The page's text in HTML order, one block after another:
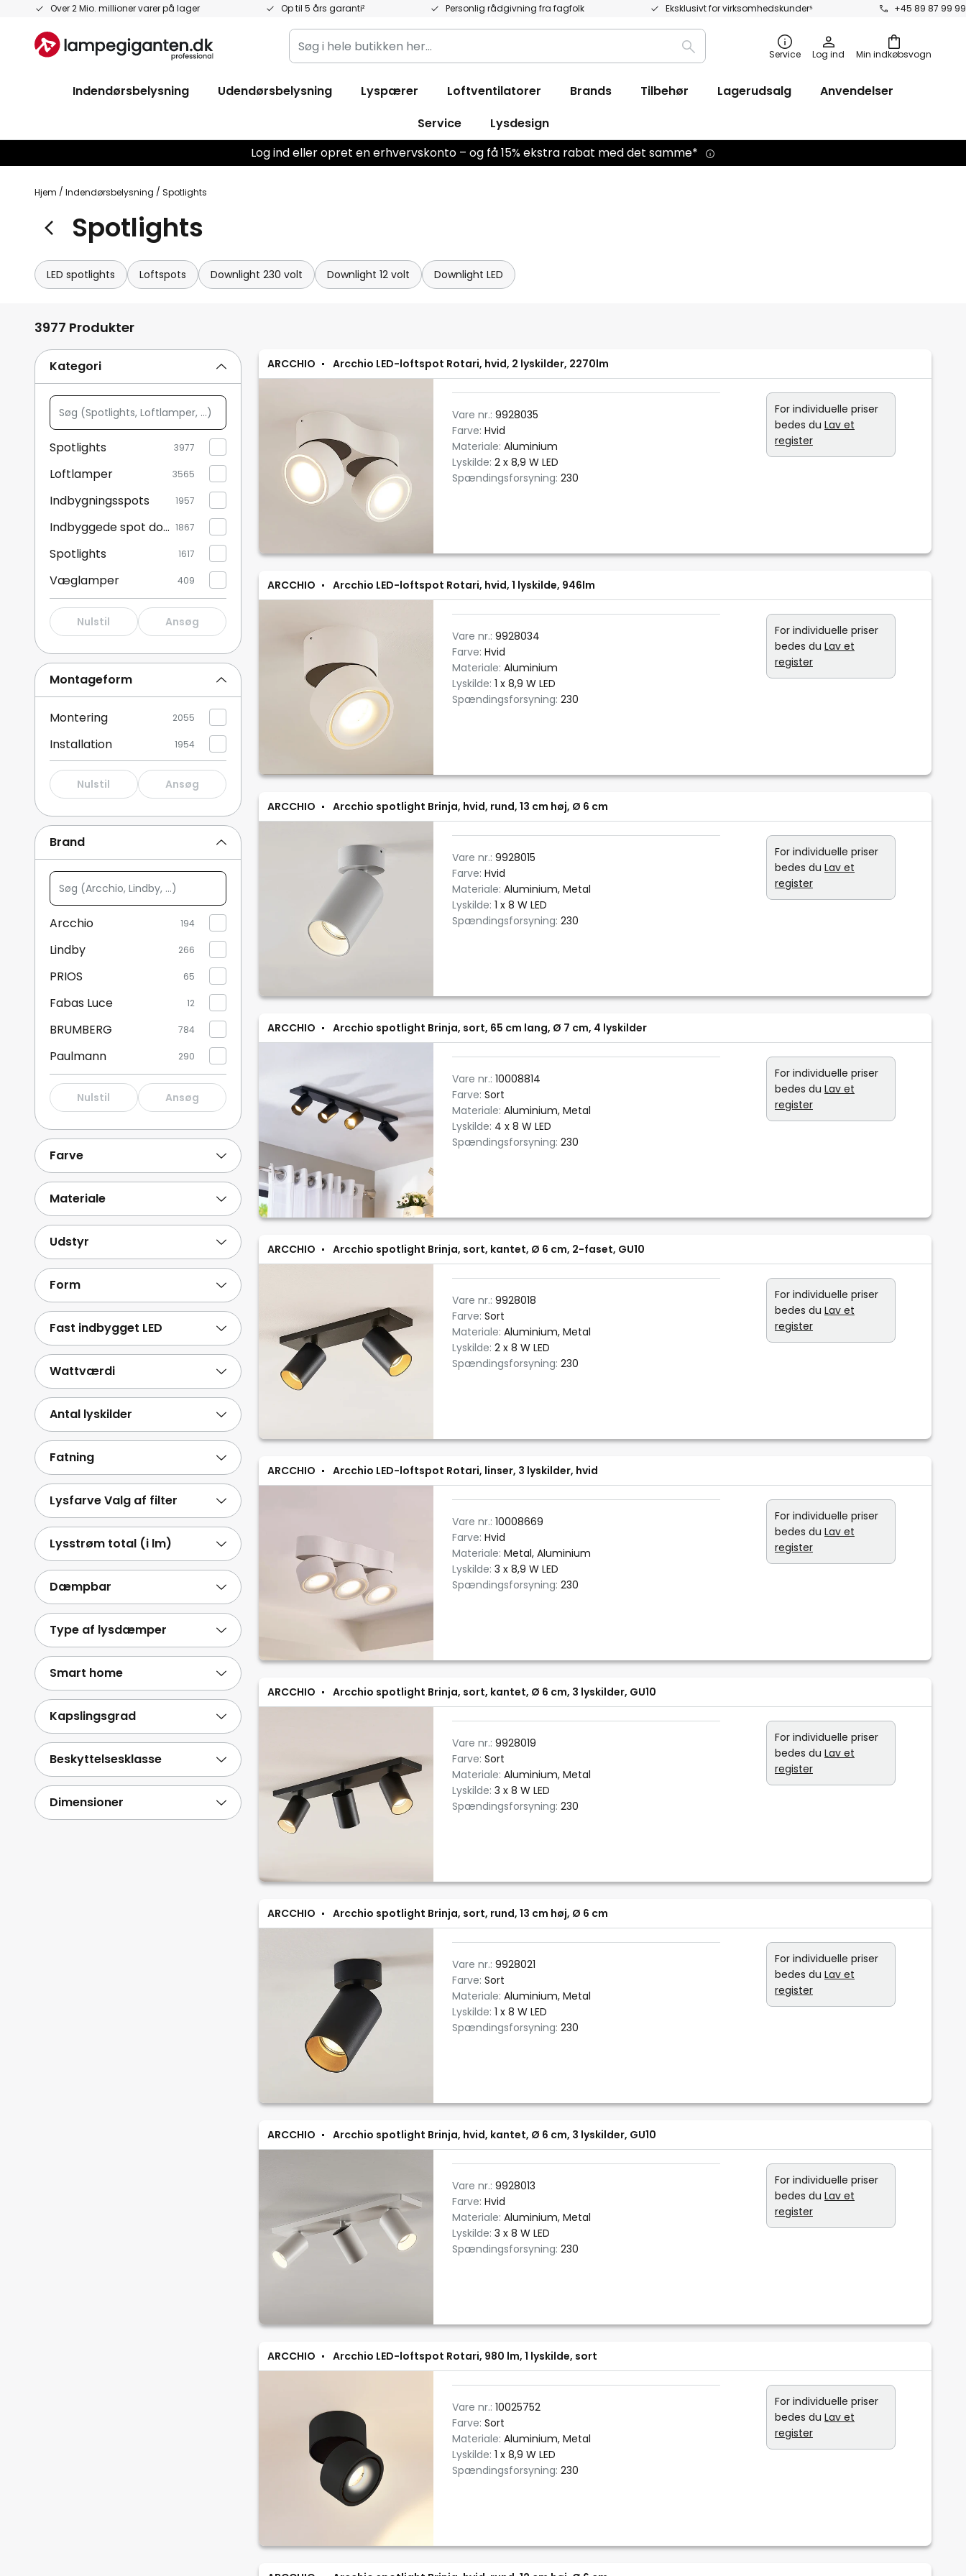
Over 2 Mio. millioner varer på lager Op til 5 års garanti² Personlig rådgivning fra fagfolk Eksklusivt for virksomhedskunder⁵ +45 89 87 99 99
Skip
Content
Min indkøbsvogn
Søg
i
butikken
Søg
Service Log ind
Indendørsbelysning Udendørsbelysning Lyspærer Loftventilatorer Brands Tilbehør Lagerudsalg
Anvendelser
Service
Lysdesign
Log ind eller opret en erhvervskonto – og få 15% ekstra rabat med det samme*
Hjem Indendørsbelysning Spotlights
Spotlights
LED spotlights Loftspots Downlight 230 volt Downlight 12 volt Downlight LED
ARCCHIO Arcchio LED-loftspot Rotari, hvid, 2 lyskilder, 2270lm
Vare nr.: 9928035
Farve: Hvid
Materiale: Aluminium
Lyskilde: 2 x 8,9 W LED
Spændingsforsyning: 230
For individuelle priser
bedes du Lav et
register
ARCCHIO Arcchio LED-loftspot Rotari, hvid, 1 lyskilde, 946lm
Vare nr.: 9928034
Farve: Hvid
Materiale: Aluminium
Lyskilde: 1 x 8,9 W LED
Spændingsforsyning: 230
For individuelle priser
bedes du Lav et
register
ARCCHIO Arcchio spotlight Brinja, hvid, rund, 13 cm høj, Ø 6 cm
Vare nr.: 9928015
Farve: Hvid
Materiale: Aluminium, Metal
Lyskilde: 1 x 8 W LED
Spændingsforsyning: 230
For individuelle priser
bedes du Lav et
register
ARCCHIO Arcchio spotlight Brinja, sort, 65 cm lang, Ø 7 cm, 4 lyskilder
Vare nr.: 10008814
Farve: Sort
Materiale: Aluminium, Metal
Lyskilde: 4 x 8 W LED
Spændingsforsyning: 230
For individuelle priser
bedes du Lav et
register
ARCCHIO Arcchio spotlight Brinja, sort, kantet, Ø 6 cm, 2-faset, GU10
Vare nr.: 9928018
Farve: Sort
Materiale: Aluminium, Metal
Lyskilde: 2 x 8 W LED
Spændingsforsyning: 230
For individuelle priser
bedes du Lav et
register
ARCCHIO Arcchio LED-loftspot Rotari, linser, 3 lyskilder, hvid
Vare nr.: 10008669
Farve: Hvid
Materiale: Metal, Aluminium
Lyskilde: 3 x 8,9 W LED
Spændingsforsyning: 230
For individuelle priser
bedes du Lav et
register
ARCCHIO Arcchio spotlight Brinja, sort, kantet, Ø 6 cm, 3 lyskilder, GU10
Vare nr.: 9928019
Farve: Sort
Materiale: Aluminium, Metal
Lyskilde: 3 x 8 W LED
Spændingsforsyning: 230
For individuelle priser
bedes du Lav et
register
ARCCHIO Arcchio spotlight Brinja, sort, rund, 13 cm høj, Ø 6 cm
Vare nr.: 9928021
Farve: Sort
Materiale: Aluminium, Metal
Lyskilde: 1 x 8 W LED
Spændingsforsyning: 230
For individuelle priser
bedes du Lav et
register
ARCCHIO Arcchio spotlight Brinja, hvid, kantet, Ø 6 cm, 3 lyskilder, GU10
Vare nr.: 9928013
Farve: Hvid
Materiale: Aluminium, Metal
Lyskilde: 3 x 8 W LED
Spændingsforsyning: 230
For individuelle priser
bedes du Lav et
register
ARCCHIO Arcchio LED-loftspot Rotari, 980 lm, 1 lyskilde, sort
Vare nr.: 10025752
Farve: Sort
Materiale: Aluminium, Metal
Lyskilde: 1 x 8,9 W LED
Spændingsforsyning: 230
For individuelle priser
bedes du Lav et
register
Kategori
Søg
(Spotlights,
Loftlamper,
...)
Spotlights 3977
Loftlamper 3565
Indbygningsspots 1957
Indbyggede spot downlights 1867
Spotlights 1617
Væglamper 409
Vægspotlights 295
Smart belysning 119
Væglamper med afbryder 107
Smarte loftlamper
Nulstil Ansøg
Montageform
Montering 2055
Installation 1954
Nulstil Ansøg
Brand
Søg
(Arcchio,
Lindby,
Arcchio 194
Lindby 266
PRIOS 65
Fabas Luce 12
BRUMBERG 784
Paulmann 290
OSRAM 120
Deko-Light 99
Briloner 94
Trio Lighting
Nulstil Ansøg
Farve
Materiale
Udstyr
Form
Fast indbygget LED
Wattværdi
Antal lyskilder
Fatning
Lysfarve Valg af filter
Lysstrøm total (i lm)
Dæmpbar
Type af lysdæmper
Smart home
Kapslingsgrad
Beskyttelsesklasse
Dimensioner
3977 Produkter